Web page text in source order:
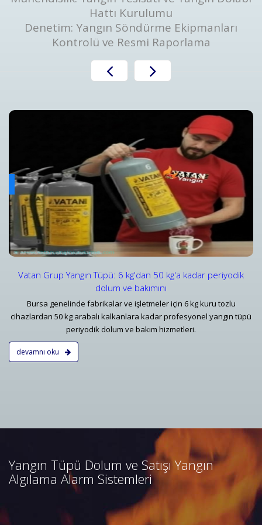
Hattı Kurulumu
Denetim: Yangın Söndürme Ekipmanları
Kontrolü ve Resmi Raporlama
Vatan Grup Yangın Tüpü: 6 kg'dan 50 kg'a kadar periyodik
dolum ve bakımını
Bursa genelinde fabrikalar ve işletmeler için 6 kg kuru tozlu
cihazlardan 50 kg arabalı kalkanlara kadar profesyonel yangın tüpü
periyodik dolum ve bakım hizmetleri.
devamnı oku
Yangın Algılama ve Alarm Bakım ve Kontrolleri
Yangın Algılama ve Alarm Sistemi Bakımı | Periyodik
Detaylar
Yangın Tüpü Dolum ve Satışı Yangın
Algılama Alarm Sistemleri
Bursa adresli ve konvansiyonel
yangın alarm sistemleri
projelendirme, duman, ısı,
kombine dedektörler, kontrol
panelleri ve yangın butonları
satış, bakım, montajı.
Devamını Oku